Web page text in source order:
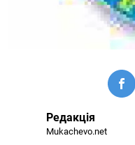
Редакція
Mukachevo.net